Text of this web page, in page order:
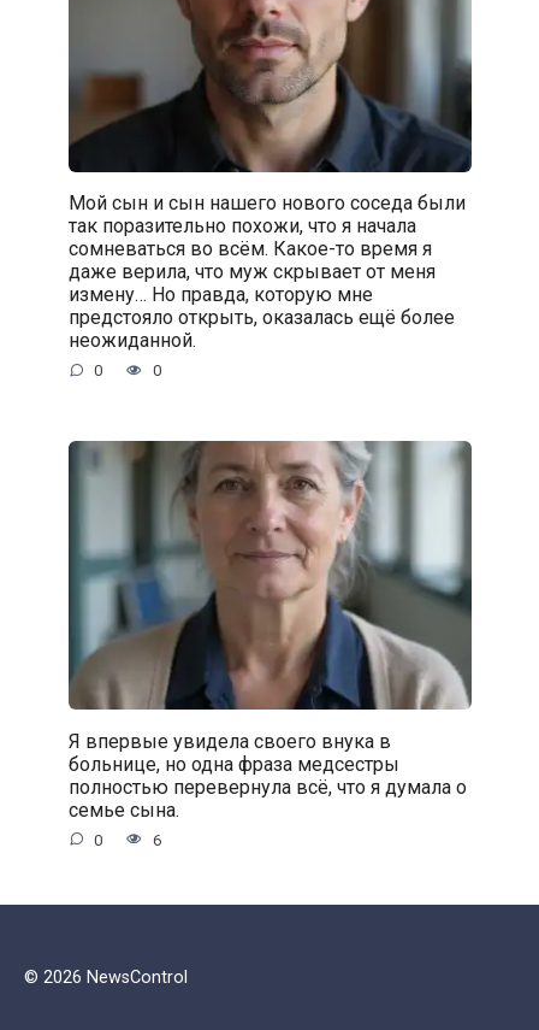
Мой сын и сын нашего нового соседа были
так поразительно похожи, что я начала
сомневаться во всём. Какое-то время я
даже верила, что муж скрывает от меня
измену… Но правда, которую мне
предстояло открыть, оказалась ещё более
неожиданной.
0 0
Я впервые увидела своего внука в
больнице, но одна фраза медсестры
полностью перевернула всё, что я думала о
семье сына.
0 6
© 2026 NewsControl